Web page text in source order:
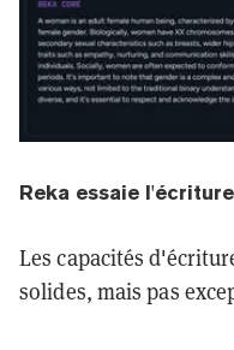
Reka essaie
Les capacités
solides, mais pas